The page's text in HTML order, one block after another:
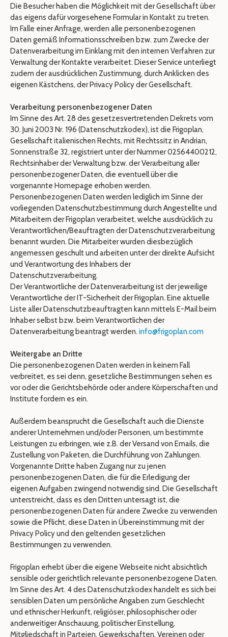
Die Besucher haben die Möglichkeit mit der Gesellschaft über
das eigens dafür vorgesehene Formular in Kontakt zu treten.
Im Falle einer Anfrage, werden alle personenbezogenen
Daten gemäß Informationsschreiben bzw. zum Zwecke der
Datenverarbeitung im Einklang mit den internen Verfahren zur
Verwaltung der Kontakte verarbeitet. Dieser Service unterliegt
zudem der ausdrücklichen Zustimmung, durch Anklicken des
eigenen Kästchens, der Privacy Policy der Gesellschaft.
Verarbeitung personenbezogener Daten
Im Sinne des Art. 28 des gesetzesvertretenden Dekrets vom
30. Juni 2003 Nr. 196 (Datenschutzkodex), ist die Frigoplan,
Gesellschaft italienischen Rechts, mit Rechtssitz in Andrian,
Sonnenstraße 32, registriert unter der Nummer 02564400212,
Rechtsinhaber der Verwaltung bzw. der Verarbeitung aller
personenbezogener Daten, die eventuell über die
vorgenannte Homepage erhoben werden.
Personenbezogenen Daten werden lediglich im Sinne der
vorliegenden Datenschutzbestimmung durch Angestellte und
Mitarbeitern der Frigoplan verarbeitet, welche ausdrücklich zu
Verantwortlichen/Beauftragten der Datenschutzverarbeitung
benannt wurden. Die Mitarbeiter wurden diesbezüglich
angemessen geschult und arbeiten unter der direkte Aufsicht
und Verantwortung des Inhabers der
Datenschutzverarbeitung.
Der Verantwortliche der Datenverarbeitung ist der jeweilige
Verantwortliche der IT-Sicherheit der Frigoplan. Eine aktuelle
Liste aller Datenschutzbeauftragten kann mittels E-Mail beim
Inhaber selbst bzw. beim Verantwortlichen der
Datenverarbeitung beantragt werden. info@frigoplan.com
Weitergabe an Dritte
Die personenbezogenen Daten werden in keinem Fall
verbreitet, es sei denn, gesetzliche Bestimmungen sehen es
vor oder die Gerichtsbehörde oder andere Körperschaften und
Institute fordern es ein.
Außerdem beansprucht die Gesellschaft auch die Dienste
anderer Unternehmen und/oder Personen, um bestimmte
Leistungen zu erbringen, wie z.B. der Versand von Emails, die
Zustellung von Paketen, die Durchführung von Zahlungen.
Vorgenannte Dritte haben Zugang nur zu jenen
personenbezogenen Daten, die für die Erledigung der
eigenen Aufgaben zwingend notwendig sind. Die Gesellschaft
unterstreicht, dass es den Dritten untersagt ist, die
personenbezogenen Daten für andere Zwecke zu verwenden
sowie die Pflicht, diese Daten in Übereinstimmung mit der
Privacy Policy und den geltenden gesetzlichen
Bestimmungen zu verwenden.
Frigoplan erhebt über die eigene Webseite nicht absichtlich
sensible oder gerichtlich relevante personenbezogene Daten.
Im Sinne des Art. 4 des Datenschutzkodex handelt es sich bei
sensiblen Daten um persönliche Angaben zum Geschlecht
und ethnischer Herkunft, religiöser, philosophischer oder
anderweitiger Anschauung, politischer Einstellung,
Mitgliedschaft in Parteien, Gewerkschaften, Vereinen oder